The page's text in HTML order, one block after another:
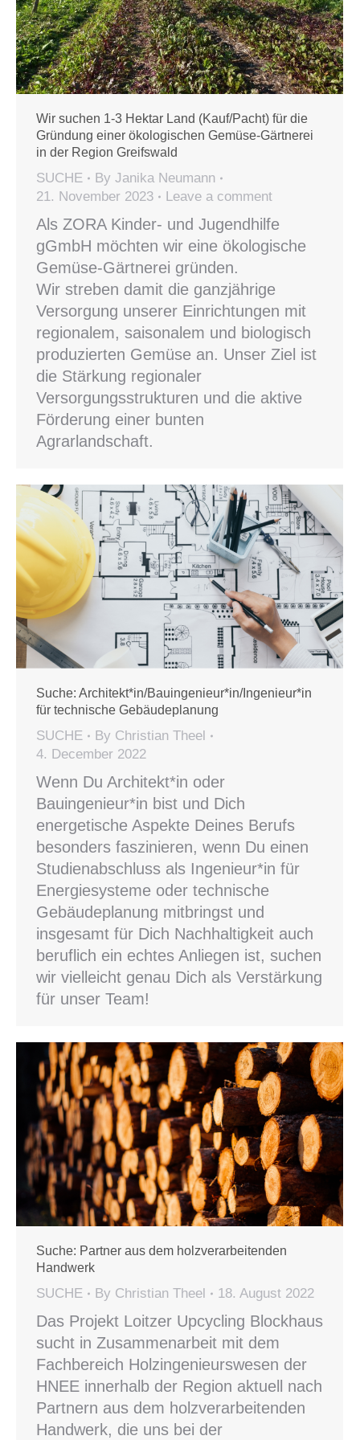
Wir suchen 1-3 Hektar Land (Kauf/Pacht) für die
Gründung einer ökologischen Gemüse-Gärtnerei
in der Region Greifswald
SUCHE By Janika Neumann
21. November 2023
Leave a comment
Als ZORA Kinder- und Jugendhilfe
gGmbH möchten wir eine ökologische
Gemüse-Gärtnerei gründen.
Wir streben damit die ganzjährige
Versorgung unserer Einrichtungen mit
regionalem, saisonalem und biologisch
produzierten Gemüse an. Unser Ziel ist
die Stärkung regionaler
Versorgungsstrukturen und die aktive
Förderung einer bunten
Agrarlandschaft.
Suche: Architekt*in/Bauingenieur*in/Ingenieur*in
für technische Gebäudeplanung
SUCHE By Christian Theel
4. December 2022
Wenn Du Architekt*in oder
Bauingenieur*in bist und Dich
energetische Aspekte Deines Berufs
besonders faszinieren, wenn Du einen
Studienabschluss als Ingenieur*in für
Energiesysteme oder technische
Gebäudeplanung mitbringst und
insgesamt für Dich Nachhaltigkeit auch
beruflich ein echtes Anliegen ist, suchen
wir vielleicht genau Dich als Verstärkung
für unser Team!
Suche: Partner aus dem holzverarbeitenden
Handwerk
SUCHE By Christian Theel 18. August 2022
Das Projekt Loitzer Upcycling Blockhaus
sucht in Zusammenarbeit mit dem
Fachbereich Holzingenieurswesen der
HNEE innerhalb der Region aktuell nach
Partnern aus dem holzverarbeitenden
Handwerk, die uns bei der